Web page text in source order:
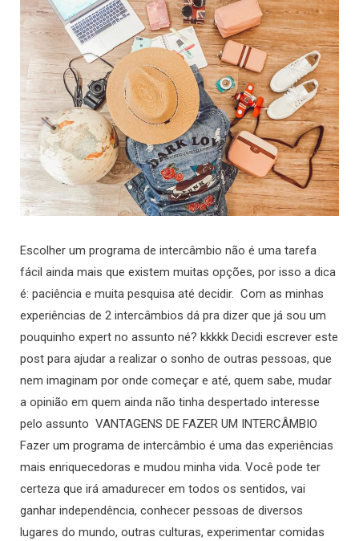
Escolher um programa de intercâmbio não é uma tarefa
fácil ainda mais que existem muitas opções, por isso a dica
é: paciência e muita pesquisa até decidir. Com as minhas
experiências de 2 intercâmbios dá pra dizer que já sou um
pouquinho expert no assunto né? kkkkk Decidi escrever este
post para ajudar a realizar o sonho de outras pessoas, que
nem imaginam por onde começar e até, quem sabe, mudar
a opinião em quem ainda não tinha despertado interesse
pelo assunto VANTAGENS DE FAZER UM INTERCÂMBIO
Fazer um programa de intercâmbio é uma das experiências
mais enriquecedoras e mudou minha vida. Você pode ter
certeza que irá amadurecer em todos os sentidos, vai
ganhar independência, conhecer pessoas de diversos
lugares do mundo, outras culturas, experimentar comidas